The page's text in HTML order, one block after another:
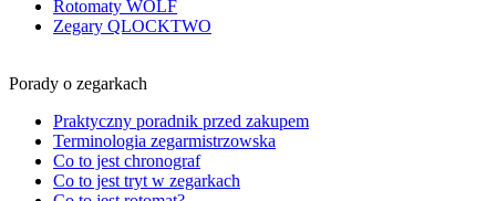
Rotomaty WOLF
Zegary QLOCKTWO
Porady o zegarkach
Praktyczny poradnik przed zakupem
Terminologia zegarmistrzowska
Co to jest chronograf
Co to jest tryt w zegarkach